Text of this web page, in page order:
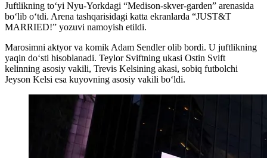
Juftlikning to‘yi Nyu-Yorkdagi “Medison-skver-garden” arenasida
bo‘lib o‘tdi. Arena tashqarisidagi katta ekranlarda “JUST&T
MARRIED!” yozuvi namoyish etildi.
Marosimni aktyor va komik Adam Sendler olib bordi. U juftlikning
yaqin do‘sti hisoblanadi. Teylor Sviftning ukasi Ostin Svift
kelinning asosiy vakili, Trevis Kelsining akasi, sobiq futbolchi
Jeyson Kelsi esa kuyovning asosiy vakili bo‘ldi.